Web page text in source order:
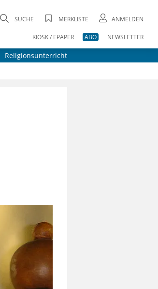
SUCHE MERKLISTE ANMELDEN
KIOSK / EPAPER ABO NEWSLETTER
Religionsunterricht